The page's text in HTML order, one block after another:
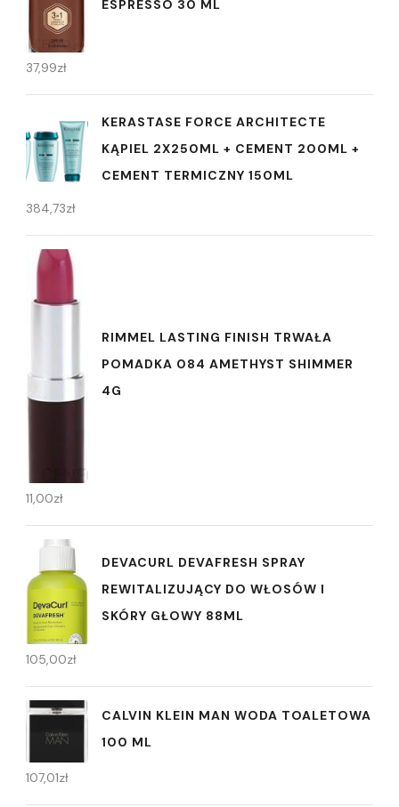
ESPRESSO 30 ML
37,99zł
KERASTASE FORCE ARCHITECTE
KĄPIEL 2X250ML + CEMENT 200ML +
CEMENT TERMICZNY 150ML
384,73zł
RIMMEL LASTING FINISH TRWAŁA
POMADKA 084 AMETHYST SHIMMER
4G
11,00zł
DEVACURL DEVAFRESH SPRAY
REWITALIZUJĄCY DO WŁOSÓW I
SKÓRY GŁOWY 88ML
105,00zł
CALVIN KLEIN MAN WODA TOALETOWA
100 ML
107,01zł